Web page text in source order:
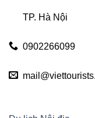
TP. Hà Nội
0902266099